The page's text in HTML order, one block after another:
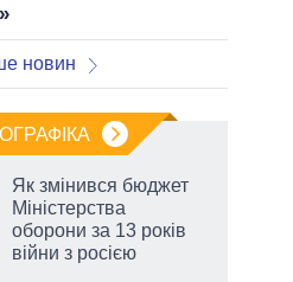
новин
Як змінився бюджет
Міністерства
оборони за 13 років
війни з росією